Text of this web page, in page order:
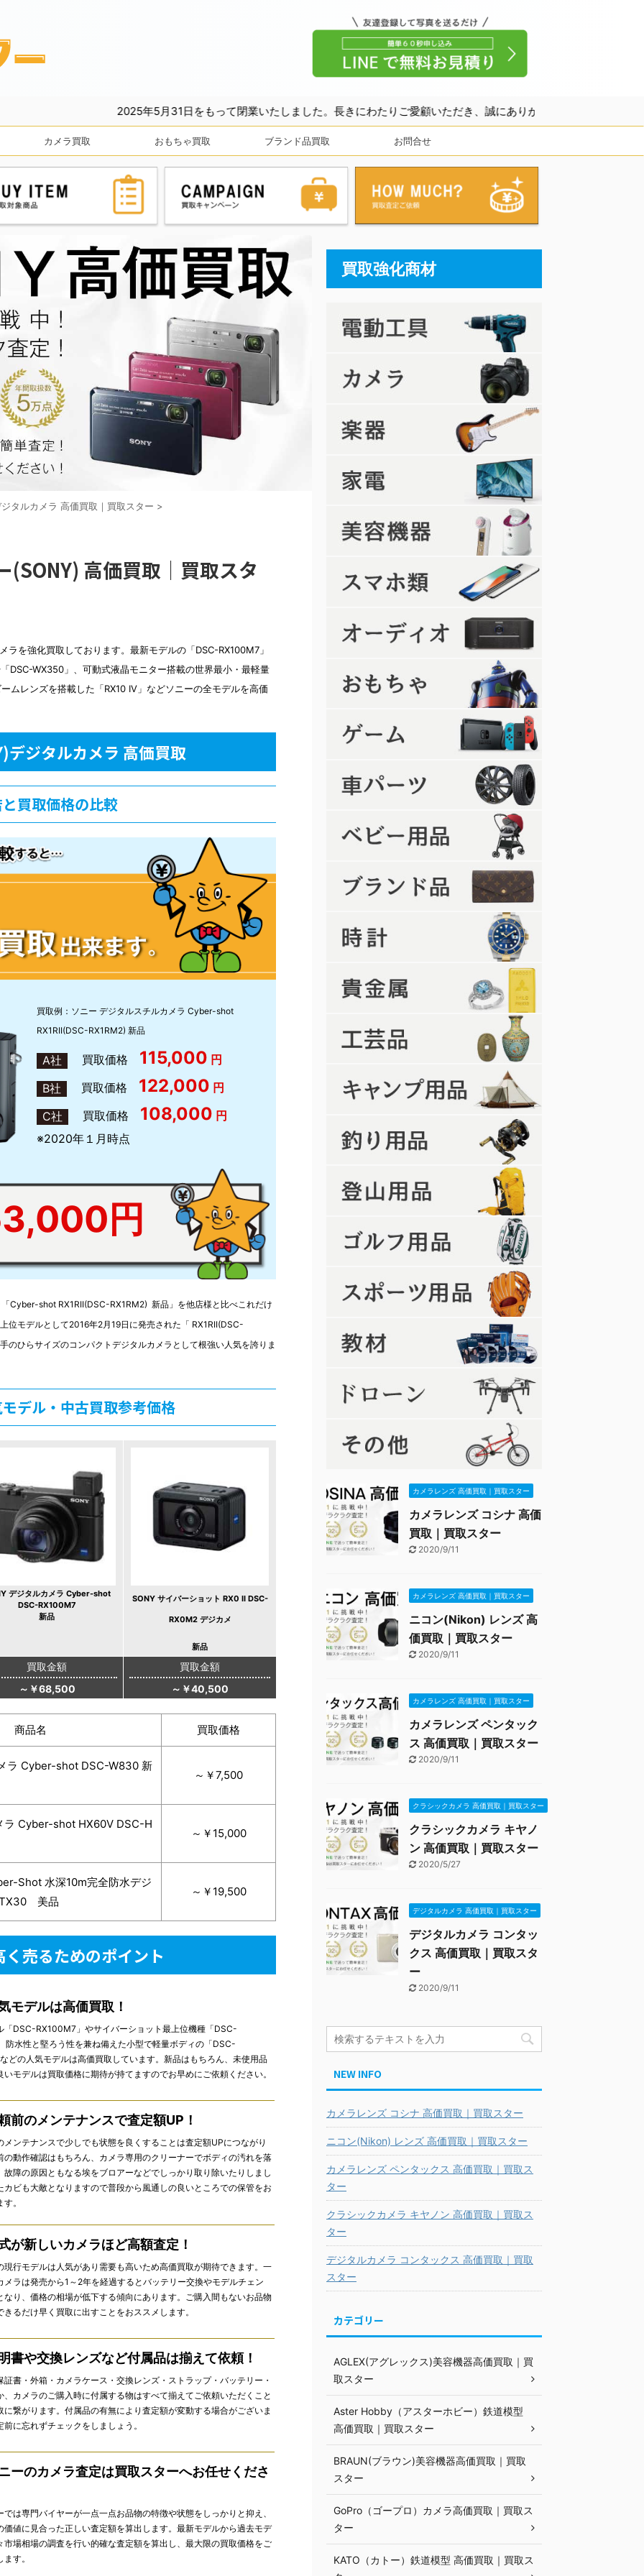
2025年5月31日をもって閉業いたしました。長きにわたりご愛顧いただき、誠にありがとうございました。
カメラ買取 おもちゃ買取 ブランド品買取 お問合せ
タルカメラ 高価買取｜買取スター >
(SONY) 高価買取｜買取スタ
を強化買取しております。最新モデルの「DSC-RX100M7」
DSC-WX350」、可動式液晶モニター搭載の世界最小・最軽量
ムレンズを搭載した「RX10 IV」などソニーの全モデルを高価
デジタルカメラ 高価買取
買取価格の比較
買取例：ソニー デジタルスチルカメラ Cyber-shot
RX1RII(DSC-RX1RM2) 新品
A社 買取価格 115,000 円
B社
買取価格 122,000 円
C社
買取価格 108,000 円
※2020年１月時点
円
Cyber-shot RX1RII(DSC-RX1RM2) 新品」を他店様と比べこれだけ
位モデルとして2016年2月19日に発売された「 RX1RII(DSC-
のひらサイズのコンパクトデジタルカメラとして根強い人気を誇りま
デル・中古買取参考価格
デジタルカメラ Cyber-shot
DSC-RX100M7
新品
SONY サイバーショット RX0 II DSC-
RX0M2 デジカメ
新品
買取金額
～￥68,500
買取金額
～￥40,500
商品名 買取価格
ラ Cyber-shot DSC-W830 新
～￥7,500
ラ Cyber-shot HX60V DSC-H
～￥15,000
Shot 水深10m完全防水デジ
美品
～￥19,500
売るためのポイント
モデルは高価買取！
「DSC-RX100M7」やサイバーショット最上位機種「DSC-
防水性と堅ろう性を兼ね備えた小型で軽量ボディの「DSC-
どの人気モデルは高価買取しています。新品はもちろん、未使用品
いモデルは買取価格に期待が持てますのでお早めにご依頼ください。
前のメンテナンスで査定額UP！
メンテナンスで少しでも状態を良くすることは査定額UPにつながり
の動作確認はもちろん、カメラ専用のクリーナーでボディの汚れを落
故障の原因ともなる埃をブロアーなどでしっかり取り除いたりしまし
カビも大敵となりますので普段から風通しの良いところでの保管をお
。
が新しいカメラほど高額査定！
現行モデルは人気があり需要も高いため高価買取が期待できます。一
メラは発売から1～2年を経過するとバッテリー交換やモデルチェン
なり、価格の相場が低下する傾向にあります。ご購入間もないお品物
きるだけ早く買取に出すことをおススメします。
書や交換レンズなど付属品は揃えて依頼！
証書・外箱・カメラケース・交換レンズ・ストラップ・バッテリー・
、カメラのご購入時に付属する物はすべて揃えてご依頼いただくこと
に繋がります。付属品の有無により査定額が変動する場合がございま
前に忘れずチェックをしましょう。
ーのカメラ査定は買取スターへお任せくださ
では専門バイヤーが一点一点お品物の特徴や状態をしっかりと抑え、
価値に見合った正しい査定額を算出します。最新モデルから過去モデ
市場相場の調査を行い的確な査定額を算出し、最大限の買取価格をご
す。
買取強化商材
カメラレンズ 高価買取｜買取スター
カメラレンズ コシナ 高価
買取｜買取スター
2020/9/11
カメラレンズ 高価買取｜買取スター
ニコン(Nikon) レンズ 高
価買取｜買取スター
2020/9/11
カメラレンズ 高価買取｜買取スター
カメラレンズ ペンタック
ス 高価買取｜買取スター
2020/9/11
クラシックカメラ 高価買取｜買取スター
クラシックカメラ キヤノ
ン 高価買取｜買取スター
2020/5/27
デジタルカメラ 高価買取｜買取スター
デジタルカメラ コンタッ
クス 高価買取｜買取スタ
ー
2020/9/11
NEW INFO
カメラレンズ コシナ 高価買取｜買取スター
ニコン(Nikon) レンズ 高価買取｜買取スター
カメラレンズ ペンタックス 高価買取｜買取ス
ター
クラシックカメラ キヤノン 高価買取｜買取ス
ター
デジタルカメラ コンタックス 高価買取｜買取
スター
カテゴリー
AGLEX(アグレックス)美容機器高価買取｜買
取スター
Aster Hobby（アスターホビー）鉄道模型
高価買取｜買取スター
BRAUN(ブラウン)美容機器高価買取｜買取
スター
GoPro（ゴープロ）カメラ高価買取｜買取ス
ター
KATO（カトー）鉄道模型 高価買取｜買取ス